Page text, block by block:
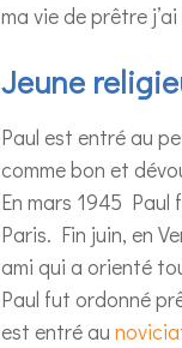
ma vie de prêtre
Jeune
Paul est entré au
comme bon et
En mars 1945 Paul
Paris. Fin juin, en
ami qui a orienté
Paul fut ordonné
est entré au